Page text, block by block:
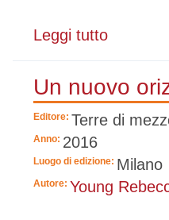
Leggi tutto
Un nuovo
Editore: Terre di
Anno: 2016
Luogo di edizione: Milano
Autore: Young